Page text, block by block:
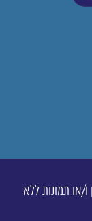
או תמונות ללא